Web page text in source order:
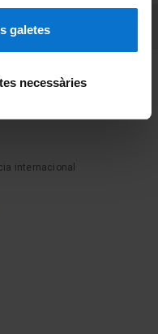
galetes
necessàries
internacional